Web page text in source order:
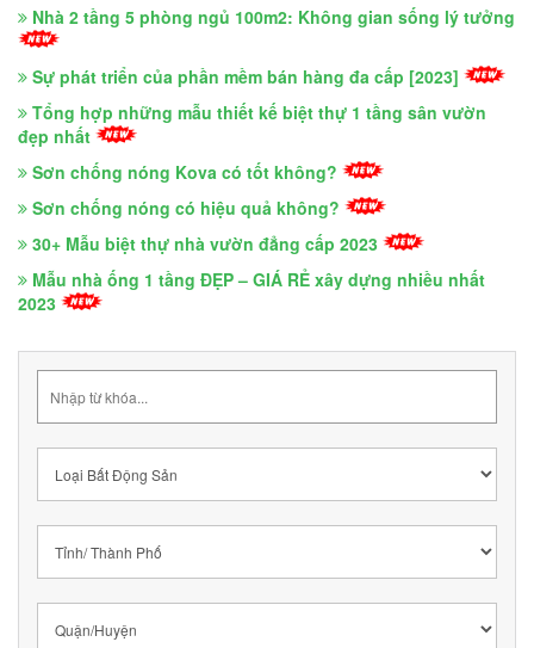
Nhà 2 tầng 5 phòng ngủ 100m2: Không gian sống lý tưởng
Sự phát triển của phần mềm bán hàng đa cấp [2023]
Tổng hợp những mẫu thiết kế biệt thự 1 tầng sân vườn
đẹp nhất
Sơn chống nóng Kova có tốt không?
Sơn chống nóng có hiệu quả không?
30+ Mẫu biệt thự nhà vườn đẳng cấp 2023
Mẫu nhà ống 1 tầng ĐẸP – GIÁ RẺ xây dựng nhiều nhất
2023